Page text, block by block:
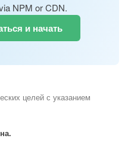
NPM or CDN.
и начать
целей с указанием